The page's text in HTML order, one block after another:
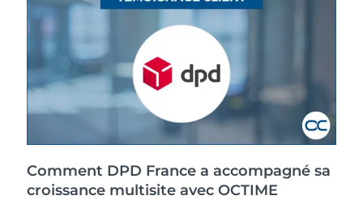
Comment DPD France a accompagné sa
croissance multisite avec OCTIME